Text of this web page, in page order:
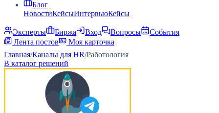
Блог
НовостиКейсыИнтервьюКейсы
Эксперты Биржа Вход Вопросы
События
Лента постов
Моя карточка
Главная/Каналы для HR/Работология
В каталог решений